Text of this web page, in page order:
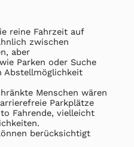
reine Fahrzeit auf
zwischen
aber
wie Parken oder Suche
Abstellmöglichkeit
Menschen wären
Parkplätze
Fahrende, vielleicht
berücksichtigt